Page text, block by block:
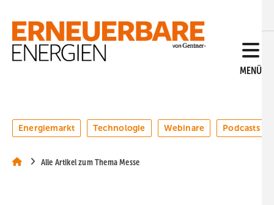
Hauptinhalt
Hauptmenü
SiteSearch
MENÜ
Energiemarkt Technologie Webinare Podcasts
Alle Artikel zum Thema Messe